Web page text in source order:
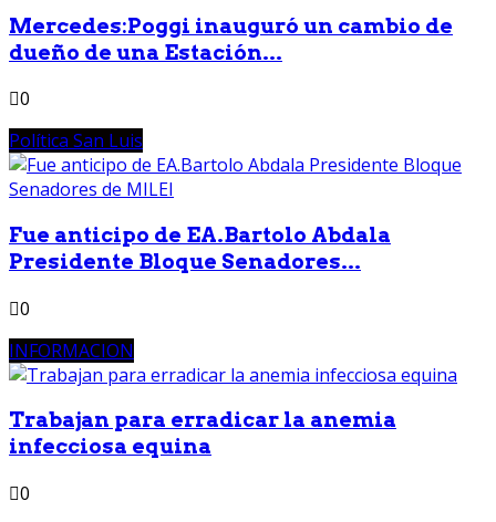
Mercedes:Poggi inauguró un cambio de
dueño de una Estación...
0
Política San Luis
Fue anticipo de EA.Bartolo Abdala
Presidente Bloque Senadores...
0
INFORMACION
Trabajan para erradicar la anemia
infecciosa equina
0